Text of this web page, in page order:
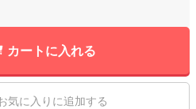
カートに入れる
気に入りに追加する